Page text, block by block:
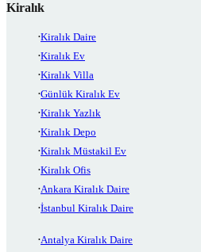
Kiralık
Kiralık Daire
Kiralık Ev
Kiralık Villa
Günlük Kiralık Ev
Kiralık Yazlık
Kiralık Depo
Kiralık Müstakil Ev
Kiralık Ofis
Ankara Kiralık Daire
İstanbul Kiralık Daire
Antalya Kiralık Daire